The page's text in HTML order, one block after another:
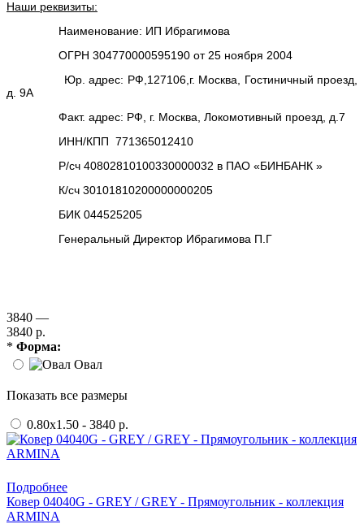
Наши реквизиты:
Наименование: ИП Ибрагимова
ОГРН 304770000595190 от 25 ноября 2004
Юр. адрес: РФ,127106,г. Москва, Гостиничный проезд,
д. 9А
Факт. адрес: РФ, г. Москва, Локомотивный проезд, д.7
ИНН/КПП 771365012410
Р/сч 40802810100330000032 в ПАО «БИНБАНК »
К/сч 30101810200000000205
БИК 044525205
Генеральный Директор Ибрагимова П.Г
3840 —
3840 р.
* Форма:
Овал
Показать все размеры
0.80x1.50 - 3840 р.
Подробнее
Ковер 04040G - GREY / GREY - Прямоугольник - коллекция
ARMINA